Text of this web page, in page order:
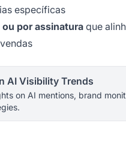
específicas
por assinatura que
AI Visibility Trends
on AI mentions, brand